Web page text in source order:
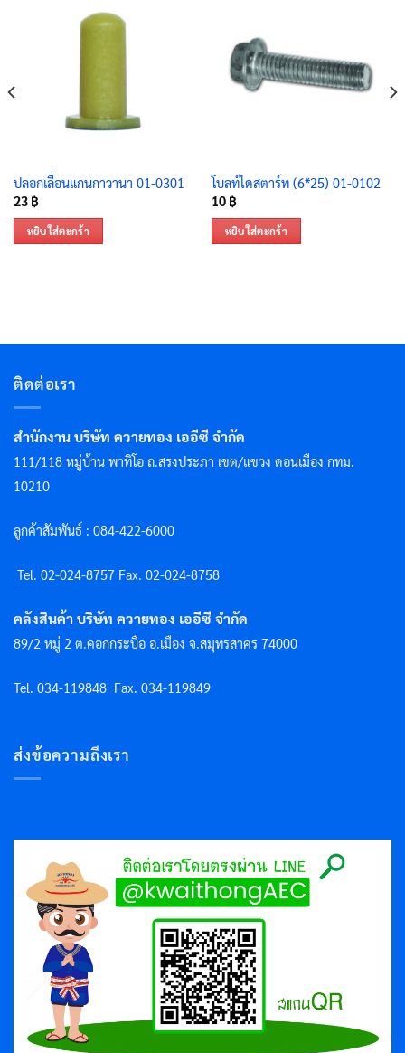
ปลอกเลื่อนแกนกาวานา 01-0301
23 ฿
หยิบใส่ตะกร้า
โบลท์ไดสตาร์ท (6*25) 01-0102
10 ฿
หยิบใส่ตะกร้า
ติดต่อเรา
สำนักงาน บริษัท ควายทอง เออีซี จำกัด
111/118 หมู่บ้าน พาทิโอ ถ.สรงประภา เขต/แขวง ดอนเมือง กทม.
10210
ลูกค้าสัมพันธ์ : 084-422-6000
Tel. 02-024-8757 Fax. 02-024-8758
คลังสินค้า บริษัท ควายทอง เออีซี จำกัด
89/2 หมู่ 2 ต.คอกกระบือ อ.เมือง จ.สมุทรสาคร 74000
Tel. 034-119848 Fax. 034-119849
ส่งข้อความถึงเรา